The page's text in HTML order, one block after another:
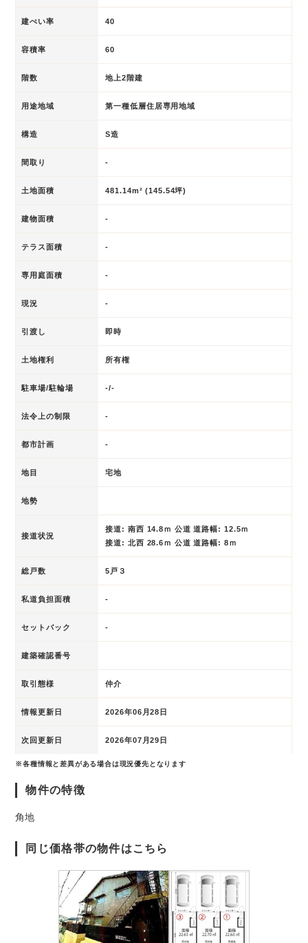
建ぺい率 40
容積率 60
階数 地上2階建
用途地域 第一種低層住居専用地域
構造 S造
間取り -
土地面積 481.14m² (145.54坪)
建物面積 -
テラス面積 -
専用庭面積 -
現況 -
引渡し 即時
土地権利 所有権
駐車場/駐輪場 -/-
法令上の制限 -
都市計画 -
地目 宅地
地勢
接道状況
接道: 南西 14.8ｍ 公道 道路幅: 12.5ｍ
接道: 北西 28.6ｍ 公道 道路幅: 8ｍ
総戸数 5戸３
私道負担面積 -
セットバック -
建築確認番号
取引態様 仲介
情報更新日 2026年06月28日
次回更新日 2026年07月29日
※各種情報と差異がある場合は現況優先となります
物件の特徴
角地
同じ価格帯の物件はこちら